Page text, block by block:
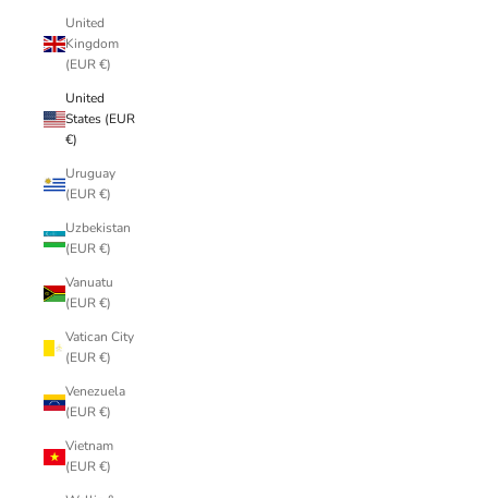
United
Kingdom
(EUR €)
United
States (EUR
€)
Uruguay
(EUR €)
Uzbekistan
(EUR €)
Vanuatu
(EUR €)
Vatican City
(EUR €)
Venezuela
(EUR €)
Vietnam
(EUR €)